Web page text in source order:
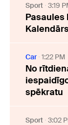
Sport 3:19
Pasaules
Car 1:22 PM
No
spēkratu
Sport 3:02